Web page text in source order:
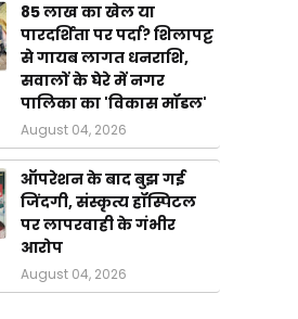
85 लाख का खेल या
पारदर्शिता पर पर्दा? शिलापट्ट
से गायब लागत धनराशि,
सवालों के घेरे में नगर
पालिका का 'विकास मॉडल'
August 04, 2026
ऑपरेशन के बाद बुझ गई
जिंदगी, संस्कृत्य हॉस्पिटल
पर लापरवाही के गंभीर
आरोप
August 04, 2026